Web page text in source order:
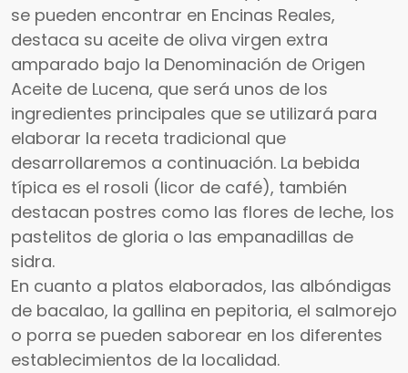
se pueden encontrar en Encinas Reales,
destaca su aceite de oliva virgen extra
amparado bajo la Denominación de Origen
Aceite de Lucena, que será unos de los
ingredientes principales que se utilizará para
elaborar la receta tradicional que
desarrollaremos a continuación. La bebida
típica es el rosoli (licor de café), también
destacan postres como las flores de leche, los
pastelitos de gloria o las empanadillas de
sidra.
En cuanto a platos elaborados, las albóndigas
de bacalao, la gallina en pepitoria, el salmorejo
o porra se pueden saborear en los diferentes
establecimientos de la localidad.